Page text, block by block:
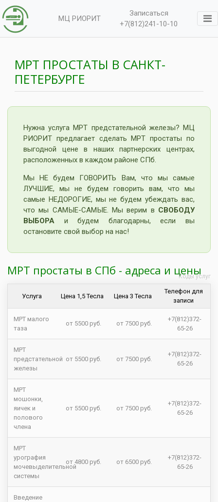
МЦ РИОРИТ
Записаться
+7(812)241-10-10
МРТ ПРОСТАТЫ В САНКТ-
ПЕТЕРБУРГЕ
Нужна услуга МРТ предстательной железы? МЦ
РИОРИТ предлагает сделать МРТ простаты по
выгодной цене в наших партнерских центрах,
расположенных в каждом районе СПб.
Мы НЕ будем ГОВОРИТЬ Вам, что мы самые
ЛУЧШИЕ, мы не будем говорить вам, что мы
самые НЕДОРОГИЕ, мы не будем убеждать вас,
что мы САМЫЕ-САМЫЕ. Мы верим в СВОБОДУ
ВЫБОРА и будем благодарны, если вы
остановите свой выбор на нас!
МРТ простаты в СПб - адреса и цены
Услуга Цена 1,5 Тесла Цена 3 Тесла
Телефон для
записи
МРТ малого
таза
от 5500 руб. от 7500 руб.
+7(812)372-
65-26
МРТ
предстательной
железы
от 5500 руб. от 7500 руб.
+7(812)372-
65-26
МРТ
мошонки,
яичек и
полового
члена
от 5500 руб. от 7500 руб.
+7(812)372-
65-26
МРТ
урография
мочевыделительной
системы
от 4800 руб. от 6500 руб.
+7(812)372-
65-26
Введение
Коды услуг